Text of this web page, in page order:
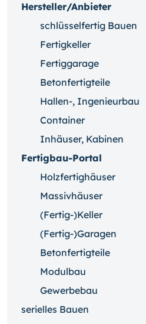
Hersteller/Anbieter
schlüsselfertig Bauen
Fertigkeller
Fertiggarage
Betonfertigteile
Hallen-, Ingenieurbau
Container
Inhäuser, Kabinen
Fertigbau-Portal
Holzfertighäuser
Massivhäuser
(Fertig-)Keller
(Fertig-)Garagen
Betonfertigteile
Modulbau
Gewerbebau
serielles Bauen